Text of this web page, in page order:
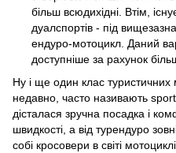
більш всюдихідні. Втім,
дуалспортів - під
ендуро-мотоцикл. Даний
доступніше за рахунок
Ну і ще один клас
недавно, часто називають
дісталася зручна посадка і
швидкості, а від турендуро
собі кросовери в світі